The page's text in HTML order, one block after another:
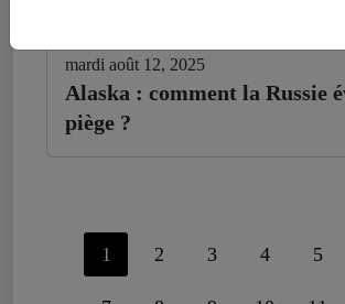
mardi août 12, 2025
Alaska : comment la Russie
piège ?
1 2 3 4 5